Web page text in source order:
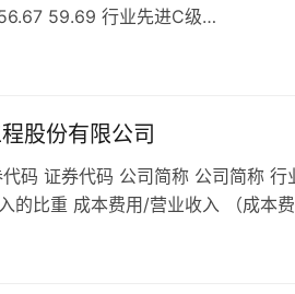
59.69 行业先进C级…
股份有限公司
码 证券代码 公司简称 公司简称
的比重 成本费用/营业收入 （成本